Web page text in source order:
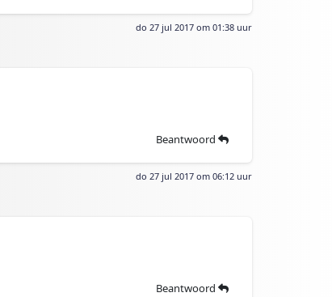
do 27 jul 2017 om 01:38 uur
Beantwoord
do 27 jul 2017 om 06:12 uur
Beantwoord